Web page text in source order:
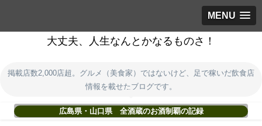
MENU
大丈夫、人生なんとかなるものさ！
掲載店数2,000店超。グルメ（美食家）ではないけど、足で稼いだ飲食店
情報を載せたブログです。
広島県・山口県 全酒蔵のお酒制覇の記録